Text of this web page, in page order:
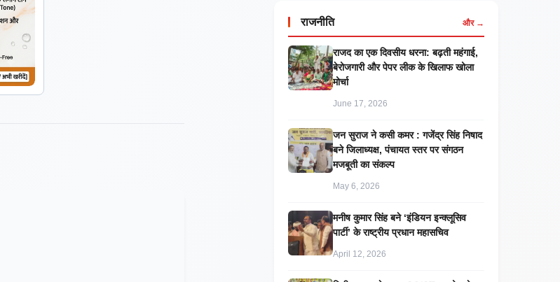
राजनीति और →
राजद का एक दिवसीय धरना: बढ़ती महंगाई,
बेरोजगारी और पेपर लीक के खिलाफ खोला
मोर्चा
June 17, 2026
जन सुराज ने कसी कमर : गजेंद्र सिंह निषाद
बने जिलाध्यक्ष, पंचायत स्तर पर संगठन
मजबूती का संकल्प
May 6, 2026
मनीष कुमार सिंह बने ‘इंडियन इन्क्लूसिव
पार्टी’ के राष्ट्रीय प्रधान महासचिव
April 12, 2026